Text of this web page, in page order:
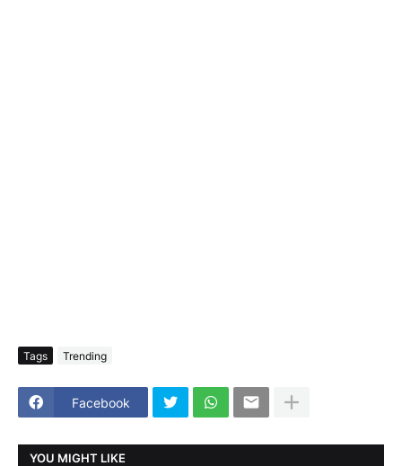
Tags Trending
Facebook
YOU MIGHT LIKE